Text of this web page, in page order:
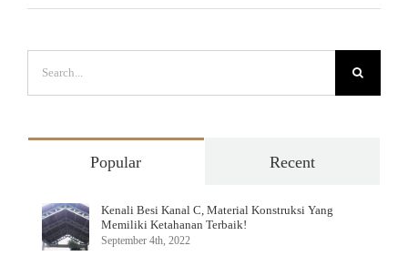
for:
Popular Recent
Kenali Besi Kanal C, Material Konstruksi Yang
Memiliki Ketahanan Terbaik!
September 4th, 2022